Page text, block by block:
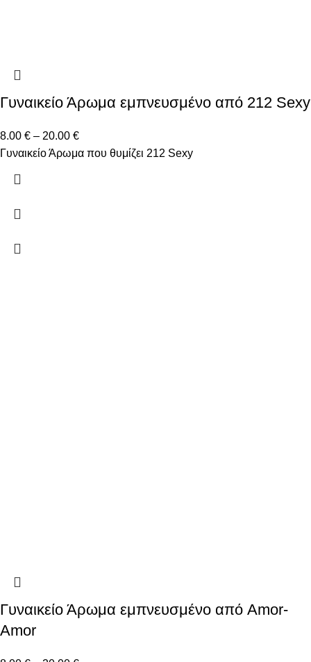
Γυναικείο Άρωμα εμπνευσμένο από 212 Sexy
8.00 € – 20.00 €
Γυναικείο Άρωμα που θυμίζει 212 Sexy
Γυναικείο Άρωμα εμπνευσμένο από Amor-
Amor